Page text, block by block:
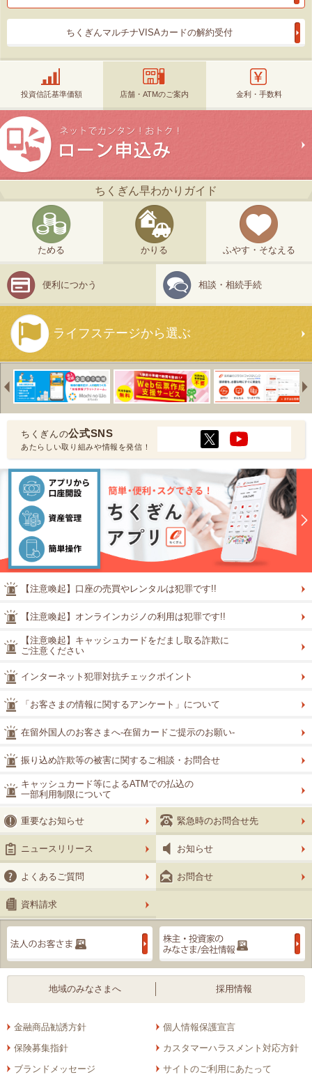
ちくぎんマルチナVISAカードの解約受付
投資信託基準価額 店舗・ATMのご案内 金利・手数料
ちくぎん早わかりガイド
ためる かりる ふやす・そなえる
便利につかう 相談・相続手続
ライフステージから選ぶ
Previous
ちくぎんの公式SNS
あたらしい取り組みや情報を発信！
【注意喚起】口座の売買やレンタルは犯罪です!!
【注意喚起】オンラインカジノの利用は犯罪です!!
【注意喚起】キャッシュカードをだまし取る詐欺に
ご注意ください
インターネット犯罪対抗チェックポイント
「お客さまの情報に関するアンケート」について
在留外国人のお客さまへ-在留カードご提示のお願い-
振り込め詐欺等の被害に関するご相談・お問合せ
キャッシュカード等によるATMでの払込の
一部利用制限について
重要なお知らせ 緊急時のお問合せ先
ニュースリリース お知らせ
よくあるご質問 お問合せ
資料請求
法人のお客さま
地域のみなさまへ 採用情報
金融商品勧誘方針
個人情報保護宣言
保険募集指針
カスタマーハラスメント対応方針
ブランドメッセージ
サイトのご利用にあたって